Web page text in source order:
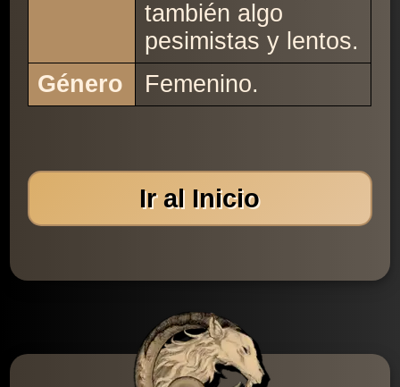
también algo
pesimistas y lentos.
Género
Femenino.
Ir al Inicio